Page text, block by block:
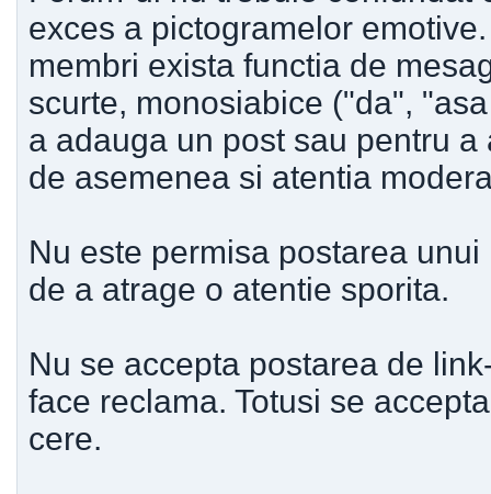
exces a pictogramelor
membri exista functia de
scurte, monosiabice ("da",
a adauga un post sau pentru
de asemenea si atentia
Nu este permisa postarea
de a atrage o atentie sporita.
Nu se accepta postarea de
face reclama. Totusi se
cere.